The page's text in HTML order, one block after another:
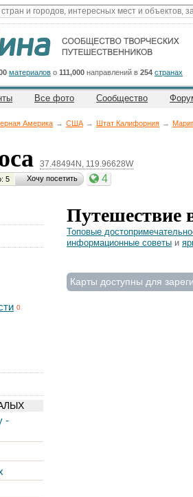
материалов о 111,000 направлений в 254 странах
Все фото Сообщество
Америка → CША → Штат Калифорния →
37.48494N, 119.96628W
5 Хочу посетить 4
0
-
Путешествие
Топовые
информационные советы и
Карты доступны для